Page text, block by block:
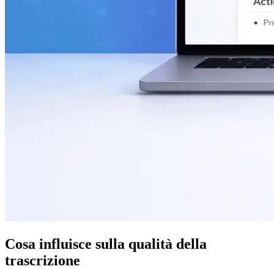
Cosa influisce sulla qualità della
trascrizione